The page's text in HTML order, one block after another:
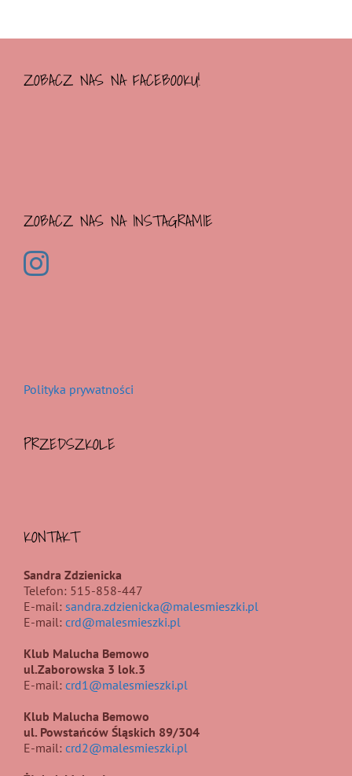
ZOBACZ NAS NA FACEBOOKU!
ZOBACZ NAS NA INSTAGRAMIE
Polityka prywatności
PRZEDSZKOLE
KONTAKT
Sandra Zdzienicka
Telefon: 515-858-447
E-mail: sandra.zdzienicka@malesmieszki.pl
E-mail: crd@malesmieszki.pl
Klub Malucha Bemowo
ul.Zaborowska 3 lok.3
E-mail: crd1@malesmieszki.pl
Klub Malucha Bemowo
ul. Powstańców Śląskich 89/304
E-mail: crd2@malesmieszki.pl